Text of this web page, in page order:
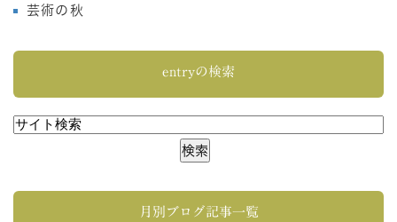
芸術の秋
entryの検索
月別ブログ記事一覧